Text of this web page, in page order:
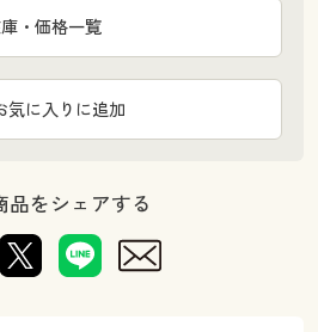
気に入りに追加
・価格一覧
品をシェアする